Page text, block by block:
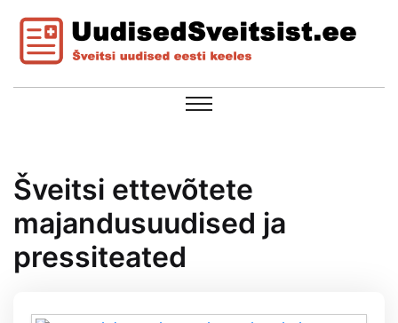
Šveitsi ettevõtete
majandusuudised ja
pressiteated